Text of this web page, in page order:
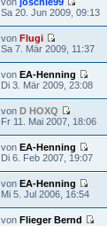
g
i
t
r
r
i
t
r
a
g
e
s
t
r
i
t
r
a
g
N
s
t
r
t
r
a
g
Sa 20. Jun 2009, 09:13
von Flugi
N
e
s
t
e
r
i
t
r
a
g
Sa 7. Mär 2009, 11:37
von EA-Henning
N
s
t
r
r
a
Di 3. Mär 2009, 23:08
von D HOXQ
N
e
s
t
e
r
Fr 11. Mai 2007, 18:06
von EA-Henning
N
s
t
e
Di 6. Feb 2007, 19:07
von EA-Henning
u
e
Mi 5. Jul 2006, 16:54
von Flieger Bernd